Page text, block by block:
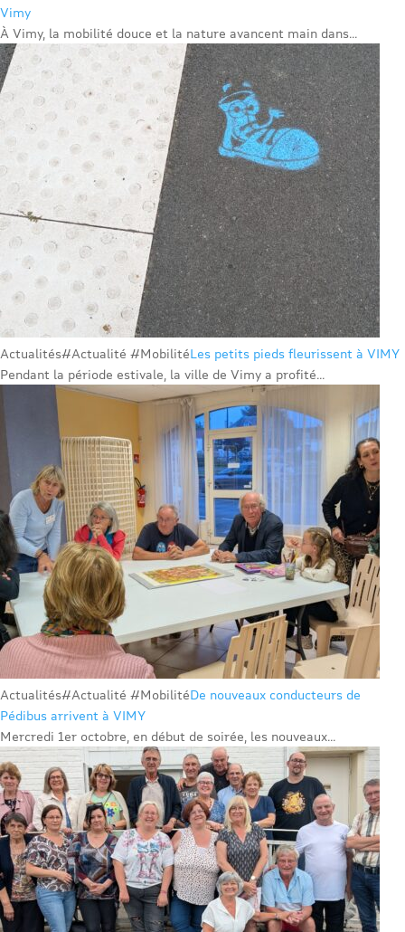
Vimy
À Vimy, la mobilité douce et la nature avancent main dans...
Actualités#Actualité #MobilitéLes petits pieds fleurissent à VIMY
Pendant la période estivale, la ville de Vimy a profité...
Actualités#Actualité #MobilitéDe nouveaux conducteurs de
Pédibus arrivent à VIMY
Mercredi 1er octobre, en début de soirée, les nouveaux...